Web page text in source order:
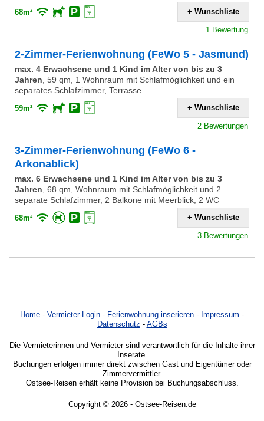
68m² + Wunschliste
1 Bewertung
2-Zimmer-Ferienwohnung (FeWo 5 - Jasmund)
max. 4 Erwachsene und 1 Kind im Alter von bis zu 3
Jahren, 59 qm, 1 Wohnraum mit Schlafmöglichkeit und ein
separates Schlafzimmer, Terrasse
59m² + Wunschliste
2 Bewertungen
3-Zimmer-Ferienwohnung (FeWo 6 -
Arkonablick)
max. 6 Erwachsene und 1 Kind im Alter von bis zu 3
Jahren, 68 qm, Wohnraum mit Schlafmöglichkeit und 2
separate Schlafzimmer, 2 Balkone mit Meerblick, 2 WC
68m² + Wunschliste
3 Bewertungen
Home - Vermieter-Login - Ferienwohnung inserieren - Impressum -
Datenschutz - AGBs
Die Vermieterinnen und Vermieter sind verantwortlich für die Inhalte ihrer
Inserate.
Buchungen erfolgen immer direkt zwischen Gast und Eigentümer oder
Zimmervermittler.
Ostsee-Reisen erhält keine Provision bei Buchungsabschluss.
Copyright © 2026 - Ostsee-Reisen.de